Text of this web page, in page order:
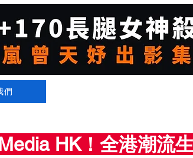
們
HK！全港潮流